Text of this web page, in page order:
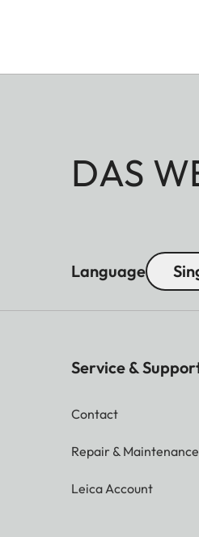
DAS
Language
Service &
Contact
Repair & Maintenance
Leica Account